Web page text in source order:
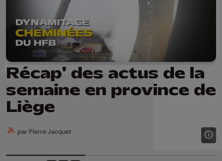
Récap' des actus de la
semaine en province de
Liège
par Pierre Jacquet